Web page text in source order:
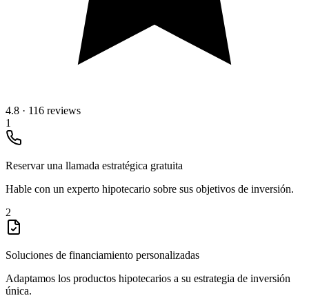
4.8 · 116 reviews
1
Reservar una llamada estratégica gratuita
Hable con un experto hipotecario sobre sus objetivos de inversión.
2
Soluciones de financiamiento personalizadas
Adaptamos los productos hipotecarios a su estrategia de inversión
única.